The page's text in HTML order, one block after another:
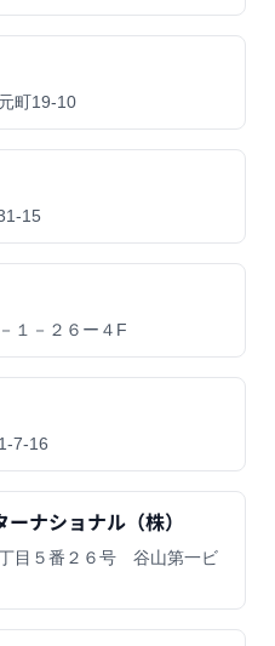
町19-10
15
１－２６ー４F
7-16
ナショナル（株）
目５番２６号 谷山第一ビ